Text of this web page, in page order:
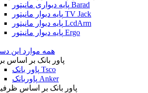
پایه دیواری مانیتور Barad
پایه دیوار مانیتور TV Jack
پایه دیوار مانیتور LcdArm
پایه دیوار مانیتور Ergo
همه موارد این
پاور بانک بر اساس
پاور بانک Tsco
پاوربانک Anker
پاور بانک بر اساس